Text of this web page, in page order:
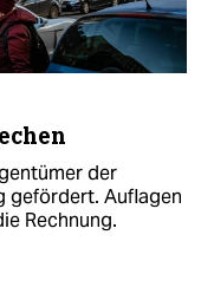
der
gefördert. Auflagen
Rechnung.